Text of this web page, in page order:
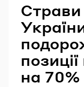
Страви
на 70%